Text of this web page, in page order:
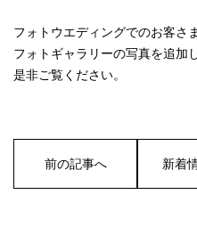
フォトウエディングでのお客さ
フォトギャラリーの写真を追加
是非ご覧ください。
前の記事へ 新着